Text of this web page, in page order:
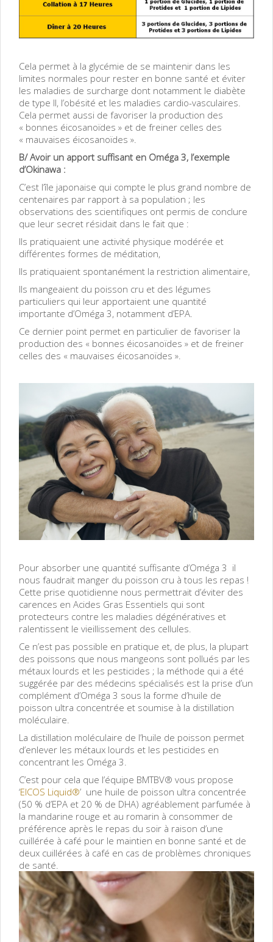
Cela permet à la glycémie de se maintenir dans les
limites normales pour rester en bonne santé et éviter
les maladies de surcharge dont notamment le diabète
de type II, l’obésité et les maladies cardio-vasculaires.
Cela permet aussi de favoriser la production des
« bonnes éicosanoïdes » et de freiner celles des
« mauvaises éicosanoïdes ».
B/ Avoir un apport suffisant en Oméga 3, l’exemple
d’Okinawa :
C’est l’île japonaise qui compte le plus grand nombre de
centenaires par rapport à sa population ; les
observations des scientifiques ont permis de conclure
que leur secret résidait dans le fait que :
Ils pratiquaient une activité physique modérée et
différentes formes de méditation,
Ils pratiquaient spontanément la restriction alimentaire,
Ils mangeaient du poisson cru et des légumes
particuliers qui leur apportaient une quantité
importante d’Oméga 3, notamment d’EPA.
Ce dernier point permet en particulier de favoriser la
production des « bonnes éicosanoïdes » et de freiner
celles des « mauvaises éicosanoïdes ».
Pour absorber une quantité suffisante d’Oméga 3 il
nous faudrait manger du poisson cru à tous les repas !
Cette prise quotidienne nous permettrait d’éviter des
carences en Acides Gras Essentiels qui sont
protecteurs contre les maladies dégénératives et
ralentissent le vieillissement des cellules.
Ce n’est pas possible en pratique et, de plus, la plupart
des poissons que nous mangeons sont pollués par les
métaux lourds et les pesticides ; la méthode qui a été
suggérée par des médecins spécialisés est la prise d’un
complément d’Oméga 3 sous la forme d’huile de
poisson ultra concentrée et soumise à la distillation
moléculaire.
La distillation moléculaire de l’huile de poisson permet
d’enlever les métaux lourds et les pesticides en
concentrant les Oméga 3.
C’est pour cela que l’équipe BMTBV® vous propose
‘EICOS Liquid®’ une huile de poisson ultra concentrée
(50 % d’EPA et 20 % de DHA) agréablement parfumée à
la mandarine rouge et au romarin à consommer de
préférence après le repas du soir à raison d’une
cuillérée à café pour le maintien en bonne santé et de
deux cuillérées à café en cas de problèmes chroniques
de santé.